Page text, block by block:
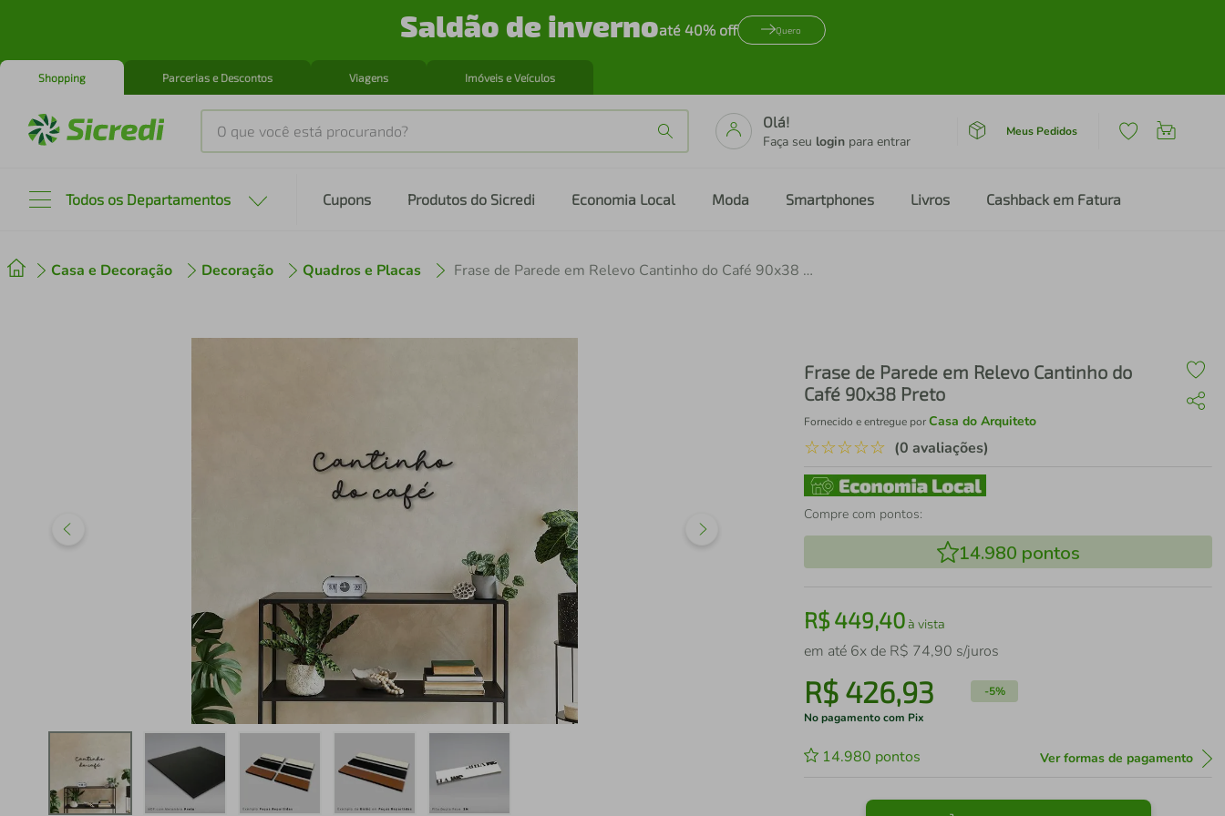
Saldão de invernoaté 40% off Quero
Shopping Parcerias e Descontos Viagens Imóveis e Veículos
O que você está procurando?
Olá!
Faça seu login para entrar
Meus Pedidos
Todos os Departamentos Cupons Produtos do Sicredi Economia Local Moda Smartphones Livros Cashback em Fatura
Casa e Decoração Decoração Quadros e Placas Frase de Parede em Relevo Cantinho do Café 90x38 Preto
Frase de Parede em Relevo Cantinho do
Café 90x38 Preto
Fornecido e entregue porCasa do Arquiteto
☆☆☆☆☆ (0 avaliações)
Compre com pontos:
14.980 pontos
R$449,40à vista
em até 6x de R$ 74,90 s/juros
R$ 426,93 -5%
No pagamento com Pix
14.980 pontos Ver formas de pagamento
º cafeteira